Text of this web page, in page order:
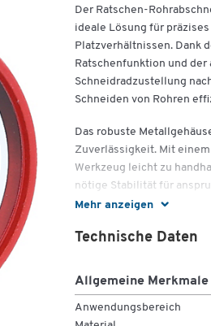
Mehr anzeigen
Der Ratschen-
ideale Lösung für
Platzverhältnissen. Dank
Ratschenfunktion und der
Schneidradzustellung
Schneiden von Rohren
Das robuste
Zuverlässigkeit. Mit
Werkzeug leicht zu
nötige Stabilität für
unverzichtbares
Allgemeine Informationen:
Artikelnummer:
Technische Daten
Allgemeine Merkmale
Anwendungsbereich